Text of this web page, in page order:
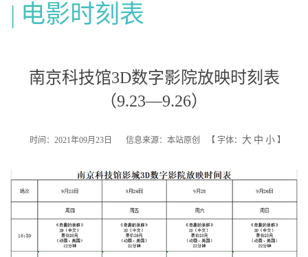
电影时刻表
南京科技馆3D数字影院放映时刻表
（9.23—9.26）
时间：2021年09月23日 信息来源：本站原创 【 字体： 大 中 小 】